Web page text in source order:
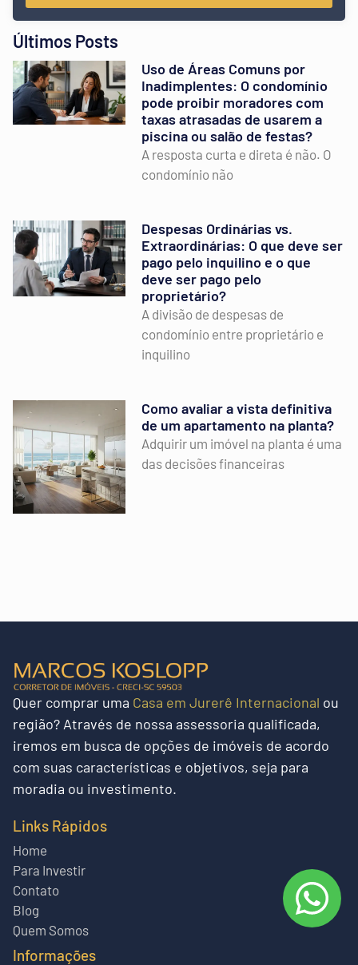
Últimos Posts
Uso de Áreas Comuns por
Inadimplentes: O condomínio
pode proibir moradores com
taxas atrasadas de usarem a
piscina ou salão de festas?
A resposta curta e direta é não. O
condomínio não
Despesas Ordinárias vs.
Extraordinárias: O que deve ser
pago pelo inquilino e o que
deve ser pago pelo
proprietário?
A divisão de despesas de
condomínio entre proprietário e
inquilino
Como avaliar a vista definitiva
de um apartamento na planta?
Adquirir um imóvel na planta é uma
das decisões financeiras
Quer comprar uma Casa em Jurerê Internacional ou
região? Através de nossa assessoria qualificada,
iremos em busca de opções de imóveis de acordo
com suas características e objetivos, seja para
moradia ou investimento.
Links Rápidos
Home
Para Investir
Contato
Blog
Quem Somos
Informações